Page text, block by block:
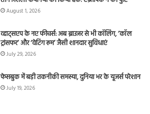
August 1, 2026
व्हाट्सएप के नए फीचर्स: अब ब्राउजर से भी कॉलिंग, ‘कॉल
ट्रांसफर’ और ‘वेटिंग रूम’ जैसी शानदार सुविधाएं
July 29, 2026
फेसबुक में बड़ी तकनीकी समस्या, दुनिया भर के यूजर्स परेशान
July 19, 2026